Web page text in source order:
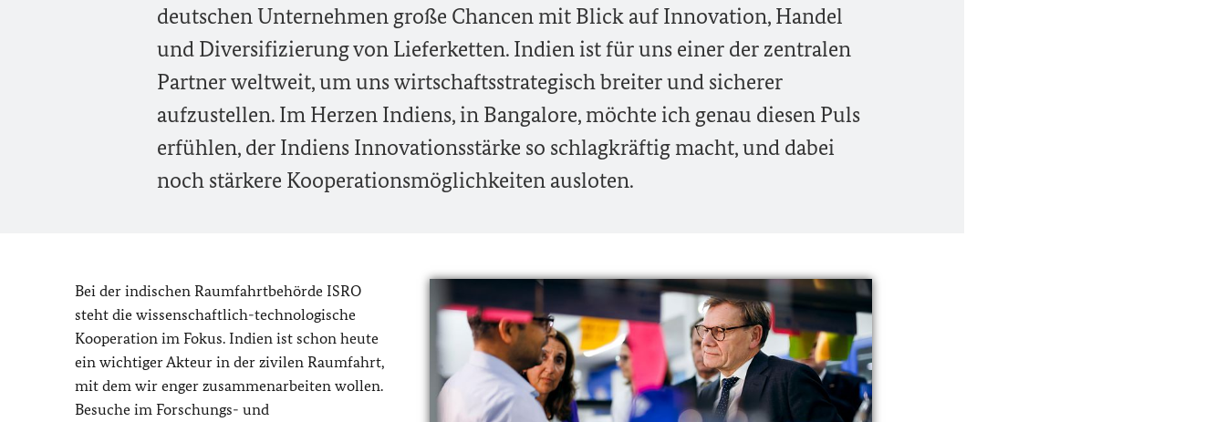
deutschen Unternehmen große Chancen mit Blick auf Innovation, Handel
und Diversifizierung von Lieferketten. Indien ist für uns einer der zentralen
Partner weltweit, um uns wirtschaftsstrategisch breiter und sicherer
aufzustellen. Im Herzen Indiens, in Bangalore, möchte ich genau diesen Puls
erfühlen, der Indiens Innovationsstärke so schlagkräftig macht, und dabei
noch stärkere Kooperationsmöglichkeiten ausloten.
Bei der indischen Raumfahrtbehörde ISRO
steht die wissenschaftlich-technologische
Kooperation im Fokus. Indien ist schon heute
ein wichtiger Akteur in der zivilen Raumfahrt,
mit dem wir enger zusammenarbeiten wollen.
Besuche im Forschungs- und